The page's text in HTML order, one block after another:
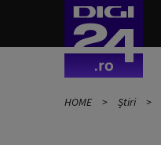
HOME Știri